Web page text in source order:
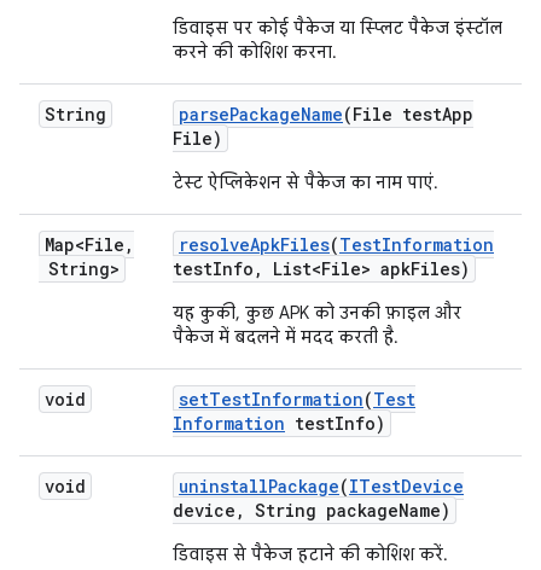
डिवाइस पर कोई पैकेज या स्प्लिट पैकेज इंस्टॉल
करने की कोशिश करना.
String parsePackageName(File testApp
File)
टेस्ट ऐप्लिकेशन से पैकेज का नाम पाएं.
Map<File ,
String>
resolveApkFiles(TestInformation
testInfo , List<File> apkFiles)
यह कुकी, कुछ APK को उनकी फ़ाइल और
पैकेज में बदलने में मदद करती है.
void setTestInformation(Test
Information testInfo)
void uninstallPackage(ITestDevice
device , String packageName)
डिवाइस से पैकेज हटाने की कोशिश करें.